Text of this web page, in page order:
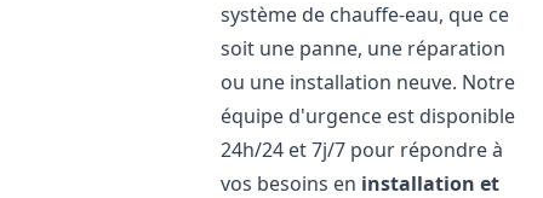
système de chauffe-eau, que ce
soit une panne, une réparation
ou une installation neuve. Notre
équipe d'urgence est disponible
24h/24 et 7j/7 pour répondre à
vos besoins en installation et